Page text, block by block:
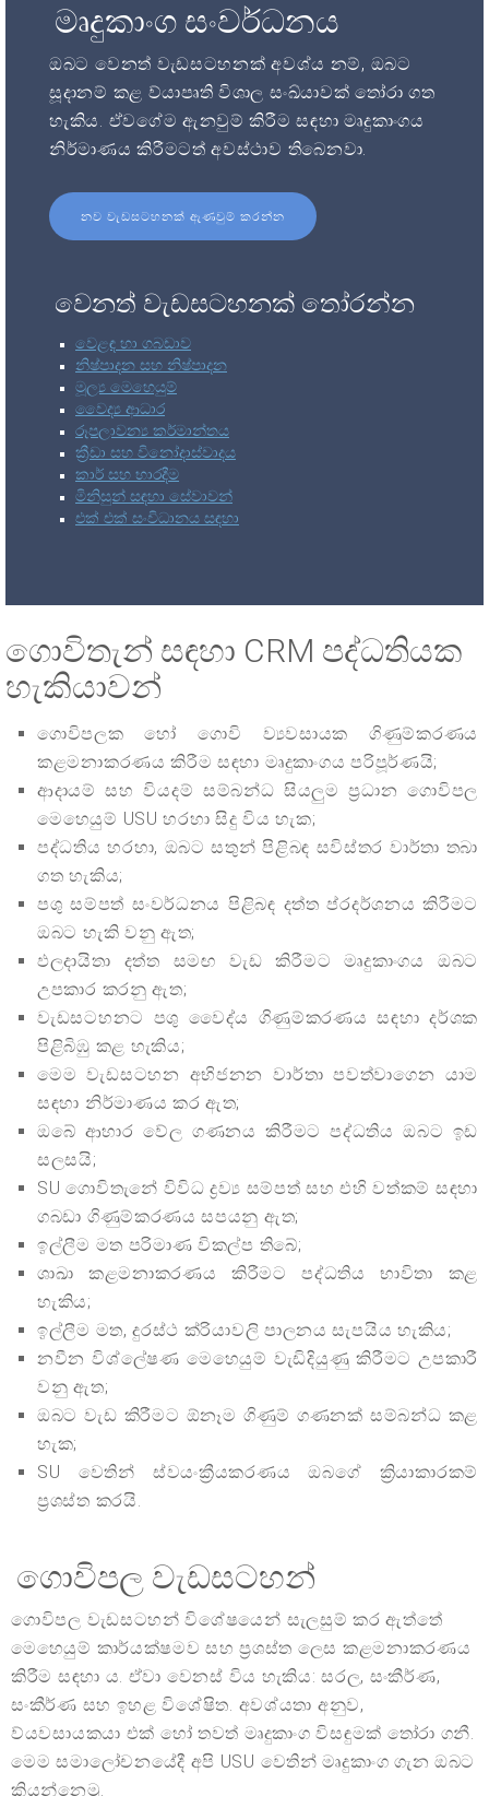
මෘදුකාංග සංවර්ධනය
ඔබට වෙනත් වැඩසටහනක් අවශ්ය නම්, ඔබට
සූදානම් කළ ව්යාපෘති විශාල සංඛ්යාවක් තෝරා ගත
හැකිය. ඒවගේම ඇනවුම් කිරීම සඳහා මෘදුකාංගය
නිර්මාණය කිරීමටත් අවස්ථාව තිබෙනවා.
නව වැඩසටහනක් ඇණවුම් කරන්න
වෙනත් වැඩසටහනක් තෝරන්න
වෙළඳ හා ගබඩාව
නිෂ්පාදන සහ නිෂ්පාදන
මූල්‍ය මෙහෙයුම්
වෛද්‍ය ආධාර
රූපලාවන්‍ය කර්මාන්තය
ක්‍රීඩා සහ විනෝදාස්වාදය
කාර් සහ භාරදීම
මිනිසුන් සඳහා සේවාවන්
එක් එක් සංවිධානය සඳහා
ගොවිතැන් සඳහා CRM පද්ධතියක
හැකියාවන්
ගොවිපලක හෝ ගොවි ව්‍යවසායක ගිණුම්කරණය
කළමනාකරණය කිරීම සඳහා මෘදුකාංගය පරිපූර්ණයි;
ආදායම් සහ වියදම් සම්බන්ධ සියලුම ප්‍රධාන ගොවිපල
මෙහෙයුම් USU හරහා සිදු විය හැක;
පද්ධතිය හරහා, ඔබට සතුන් පිළිබඳ සවිස්තර වාර්තා තබා
ගත හැකිය;
පශු සම්පත් සංවර්ධනය පිළිබඳ දත්ත ප්රදර්ශනය කිරීමට
ඔබට හැකි වනු ඇත;
ඵලදායිතා දත්ත සමඟ වැඩ කිරීමට මෘදුකාංගය ඔබට
උපකාර කරනු ඇත;
වැඩසටහනට පශු වෛද්ය ගිණුම්කරණය සඳහා දර්ශක
පිළිබිඹු කළ හැකිය;
මෙම වැඩසටහන අභිජනන වාර්තා පවත්වාගෙන යාම
සඳහා නිර්මාණය කර ඇත;
ඔබේ ආහාර වේල ගණනය කිරීමට පද්ධතිය ඔබට ඉඩ
සලසයි;
SU ගොවිතැනේ විවිධ ද්‍රව්‍ය සම්පත් සහ එහි වත්කම් සඳහා
ගබඩා ගිණුම්කරණය සපයනු ඇත;
ඉල්ලීම මත පරිමාණ විකල්ප තිබේ;
ශාඛා කළමනාකරණය කිරීමට පද්ධතිය භාවිතා කළ
හැකිය;
ඉල්ලීම මත, දුරස්ථ ක්රියාවලි පාලනය සැපයිය හැකිය;
නවීන විශ්ලේෂණ මෙහෙයුම් වැඩිදියුණු කිරීමට උපකාරී
වනු ඇත;
ඔබට වැඩ කිරීමට ඕනෑම ගිණුම් ගණනක් සම්බන්ධ කළ
හැක;
SU වෙතින් ස්වයංක්‍රීයකරණය ඔබගේ ක්‍රියාකාරකම්
ප්‍රශස්ත කරයි.
ගොවිපල වැඩසටහන්
ගොවිපල වැඩසටහන් විශේෂයෙන් සැලසුම් කර ඇත්තේ
මෙහෙයුම් කාර්යක්ෂමව සහ ප්‍රශස්ත ලෙස කළමනාකරණය
කිරීම සඳහා ය. ඒවා වෙනස් විය හැකිය: සරල, සංකීර්ණ,
සංකීර්ණ සහ ඉහළ විශේෂිත. අවශ්යතා අනුව,
ව්යවසායකයා එක් හෝ තවත් මෘදුකාංග විසඳුමක් තෝරා ගනී.
මෙම සමාලෝචනයේදී අපි USU වෙතින් මෘදුකාංග ගැන ඔබට
කියන්නෙමු.